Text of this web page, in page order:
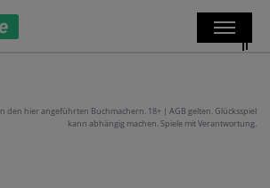
den hier angeführten Buchmachern. 18+ | AGB gelten. Glücksspiel
kann abhängig machen. Spiele mit Verantwortung.